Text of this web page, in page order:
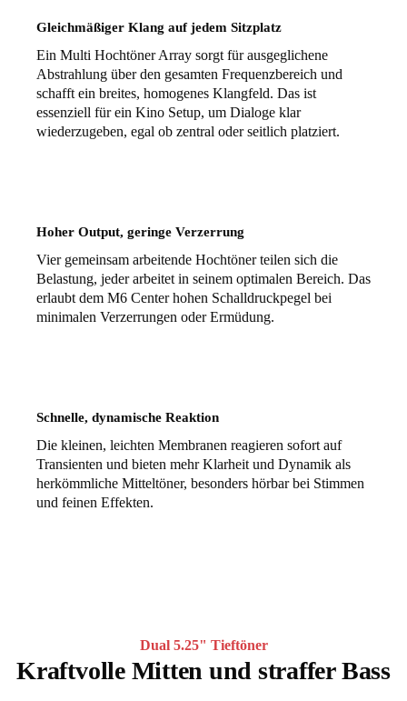
Gleichmäßiger Klang auf jedem Sitzplatz
Ein Multi Hochtöner Array sorgt für ausgeglichene
Abstrahlung über den gesamten Frequenzbereich und
schafft ein breites, homogenes Klangfeld. Das ist
essenziell für ein Kino Setup, um Dialoge klar
wiederzugeben, egal ob zentral oder seitlich platziert.
Hoher Output, geringe Verzerrung
Vier gemeinsam arbeitende Hochtöner teilen sich die
Belastung, jeder arbeitet in seinem optimalen Bereich. Das
erlaubt dem M6 Center hohen Schalldruckpegel bei
minimalen Verzerrungen oder Ermüdung.
Schnelle, dynamische Reaktion
Die kleinen, leichten Membranen reagieren sofort auf
Transienten und bieten mehr Klarheit und Dynamik als
herkömmliche Mitteltöner, besonders hörbar bei Stimmen
und feinen Effekten.
Dual 5.25" Tieftöner
Kraftvolle Mitten und straffer Bass